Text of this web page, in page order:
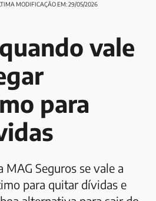
MODIFICAÇÃO EM: 29/05/2026
vale
para
MAG Seguros se vale a
para quitar dívidas e